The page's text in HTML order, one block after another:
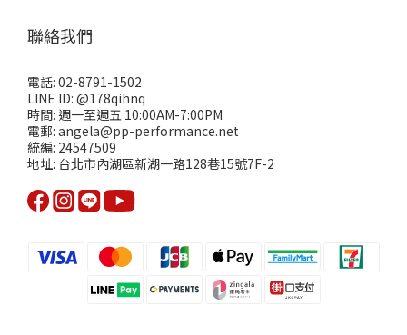
聯絡我們
電話: 02-8791-1502
LINE ID: @178qihnq
時間: 週一至週五 10:00AM-7:00PM
電郵: angela@pp-performance.net
統編: 24547509
地址: 台北市內湖區新湖一路128巷15號7F-2